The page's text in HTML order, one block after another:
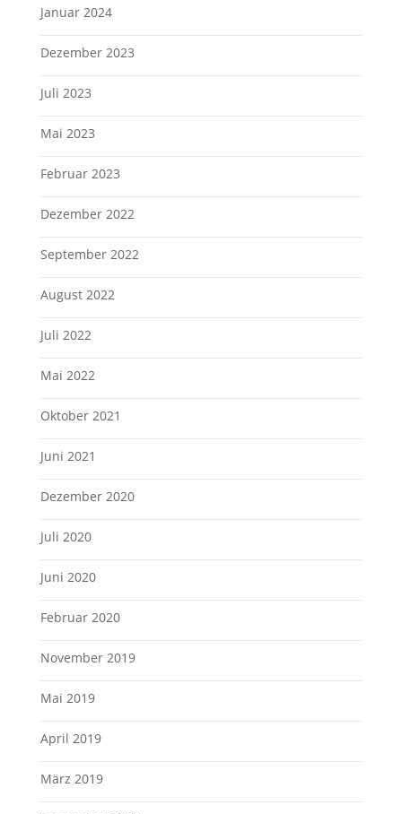
Januar 2024
Dezember 2023
Juli 2023
Mai 2023
Februar 2023
Dezember 2022
September 2022
August 2022
Juli 2022
Mai 2022
Oktober 2021
Juni 2021
Dezember 2020
Juli 2020
Juni 2020
Februar 2020
November 2019
Mai 2019
April 2019
März 2019